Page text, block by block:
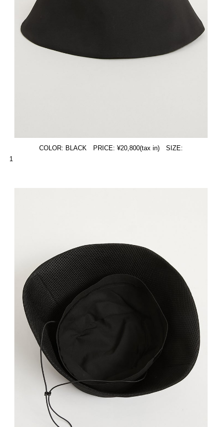
COLOR: BLACK PRICE: ¥20,800(tax in) SIZE:
1